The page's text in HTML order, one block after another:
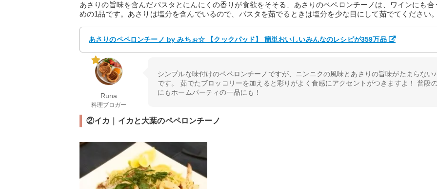
あさりの旨味を含んだパスタとにんにくの香りが食欲をそそる、あさりのペペロンチーノは、ワインにも合
めの1品です。あさりは塩分を含んでいるので、パスタを茹でるときは塩分を少な目にして茹でてください。
あさりのペペロンチーノ by みちぉ☆ 【クックパッド】 簡単おいしいみんなのレシピが359万品
Runa
料理ブロガー
シンプルな味付けのペペロンチーノですが、ニンニクの風味とあさりの旨味がたまらない
です。 茹でたブロッコリーを加えると彩りがよく食感にアクセントがつきますよ！ 普段
にもホームパーティの一品にも！
②イカ｜イカと大葉のペペロンチーノ